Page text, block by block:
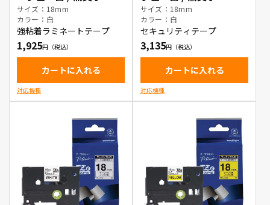
サイズ：18mm
カラー：白
強粘着ラミネートテープ
1,925
カートに入れる
対応機種
サイズ：18mm
カラー：白
セキュリティテープ
3,135
カートに入れる
対応機種